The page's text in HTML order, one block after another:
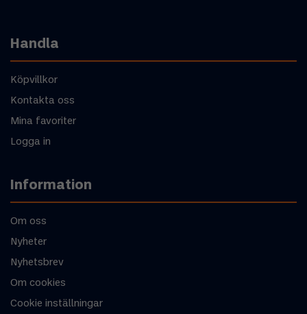
Handla
Köpvillkor
Kontakta oss
Mina favoriter
Logga in
Information
Om oss
Nyheter
Nyhetsbrev
Om cookies
Cookie inställningar